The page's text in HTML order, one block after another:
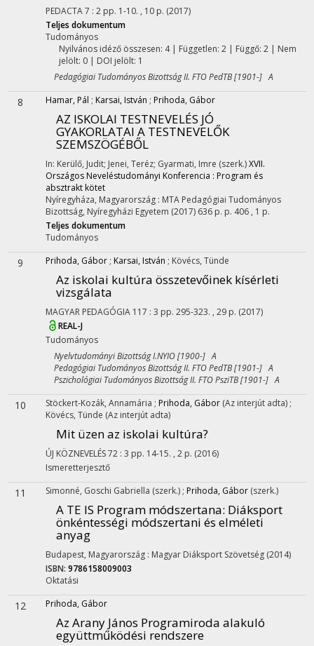
PEDACTA7 : 2 pp. 1-10. , 10 p. (2017)
Teljes dokumentum
Tudományos
Nyilvános idéző összesen: 4| Független: 2 | Függő: 2 | Nem
jelölt: 0 | DOI jelölt: 1
Pedagógiai Tudományos Bizottság II. FTO PedTB [1901-] A
8 Hamar, Pál ; Karsai, István ; Prihoda, Gábor
AZ ISKOLAI TESTNEVELÉS JÓ
GYAKORLATAI A TESTNEVELŐK
SZEMSZÖGÉBŐL
In: Kerülő, Judit; Jenei, Teréz; Gyarmati, Imre (szerk.)XVII.
Országos Neveléstudományi Konferencia : Program és
absztrakt kötet
Nyíregyháza, Magyarország : MTA Pedagógiai Tudományos
Bizottság, Nyíregyházi Egyetem (2017) 636 p. p. 406 , 1 p.
Teljes dokumentum
Tudományos
9 Prihoda, Gábor ; Karsai, István ; Kövécs, Tünde
Az iskolai kultúra összetevőinek kísérleti
vizsgálata
MAGYAR PEDAGÓGIA 117 : 3 pp. 295-323. , 29 p. (2017)
REAL-J
Tudományos
Nyelvtudományi Bizottság I.NYIO [1900-] A
Pedagógiai Tudományos Bizottság II. FTO PedTB [1901-] A
Pszichológiai Tudományos Bizottság II. FTO PsziTB [1901-] A
10 Stöckert-Kozák, Annamária ; Prihoda, Gábor (Az interjút adta) ;
Kövécs, Tünde (Az interjút adta)
Mit üzen az iskolai kultúra?
ÚJ KÖZNEVELÉS72 : 3 pp. 14-15. , 2 p. (2016)
Ismeretterjesztő
11 Simonné, Goschi Gabriella (szerk.) ; Prihoda, Gábor (szerk.)
A TE IS Program módszertana: Diáksport
önkéntességi módszertani és elméleti
anyag
Budapest, Magyarország : Magyar Diáksport Szövetség (2014)
ISBN: 9786158009003
Oktatási
12 Prihoda, Gábor
Az Arany János Programiroda alakuló
együttműködési rendszere